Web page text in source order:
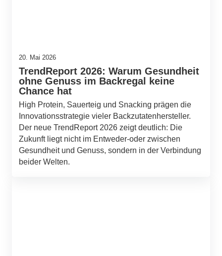
20. Mai 2026
TrendReport 2026: Warum Gesundheit
ohne Genuss im Backregal keine
Chance hat
High Protein, Sauerteig und Snacking prägen die
Innovationsstrategie vieler Backzutatenhersteller.
Der neue TrendReport 2026 zeigt deutlich: Die
Zukunft liegt nicht im Entweder-oder zwischen
Gesundheit und Genuss, sondern in der Verbindung
beider Welten.